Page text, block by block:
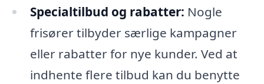
Specialtilbud og rabatter: Nogle
frisører tilbyder særlige kampagner
eller rabatter for nye kunder. Ved at
indhente flere tilbud kan du benytte